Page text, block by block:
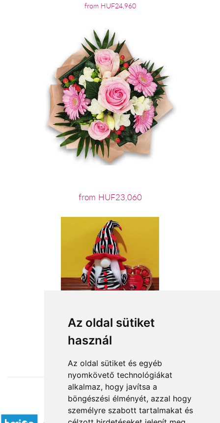
Az oldal sütiket
használ
Az oldal sütiket és egyéb
nyomkövető technológiákat
alkalmaz, hogy javítsa a
böngészési élményét, azzal hogy
személyre szabott tartalmakat és
from HUF24,960
from HUF23,060
from HUF16,360
Accepted payment methods